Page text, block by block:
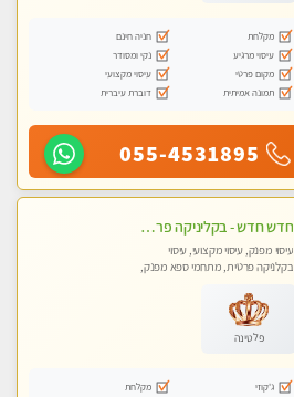
מקלחת
חניה חינם
עיסוי מרגיע
נקי ומסודר
מקום פרטי
עיסוי מקצועי
תמונה אמיתית
דוברת עיברית
055-4531895
חדש חדש - בקליניקה פרטית בבת ים עיסוי לחידוש אנרגיות עיסוי מקצועי מומלץ מאוד ללא מין !!
עיסוי מפנק, עיסוי מקצועי, עיסוי
בקלניקה פרטית, מתחמי ספא מפנק,
פלטינה
ג'קוזי
מקלחת